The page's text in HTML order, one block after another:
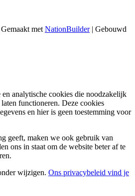
metNationBuilder| Gebouwd
analytische cookies die noodzakelijk
functioneren. Deze cookies
en hier is geen toestemming voor
geeft, maken we ook gebruik van
ons in staat om de website beter af te
wijzigen. Ons privacybeleid vind je